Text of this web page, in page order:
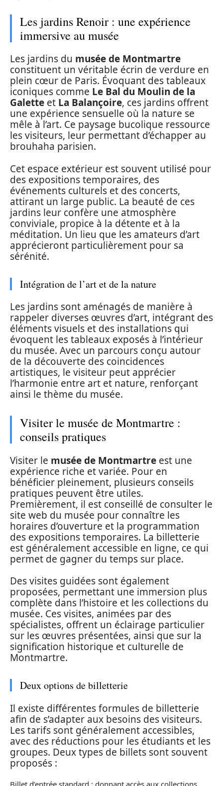
Les jardins Renoir : une expérience
immersive au musée
Les jardins du musée de Montmartre
constituent un véritable écrin de verdure en
plein cœur de Paris. Évoquant des tableaux
iconiques comme Le Bal du Moulin de la
Galette et La Balançoire, ces jardins offrent
une expérience sensuelle où la nature se
mêle à l’art. Ce paysage bucolique ressource
les visiteurs, leur permettant d’échapper au
brouhaha parisien.
Cet espace extérieur est souvent utilisé pour
des expositions temporaires, des
événements culturels et des concerts,
attirant un large public. La beauté de ces
jardins leur confère une atmosphère
conviviale, propice à la détente et à la
méditation. Un lieu que les amateurs d’art
apprécieront particulièrement pour sa
sérénité.
Intégration de l’art et de la nature
Les jardins sont aménagés de manière à
rappeler diverses œuvres d’art, intégrant des
éléments visuels et des installations qui
évoquent les tableaux exposés à l’intérieur
du musée. Avec un parcours conçu autour
de la découverte des coincidences
artistiques, le visiteur peut apprécier
l’harmonie entre art et nature, renforçant
ainsi le thème du musée.
Visiter le musée de Montmartre :
conseils pratiques
Visiter le musée de Montmartre est une
expérience riche et variée. Pour en
bénéficier pleinement, plusieurs conseils
pratiques peuvent être utiles.
Premièrement, il est conseillé de consulter le
site web du musée pour connaître les
horaires d’ouverture et la programmation
des expositions temporaires. La billetterie
est généralement accessible en ligne, ce qui
permet de gagner du temps sur place.
Des visites guidées sont également
proposées, permettant une immersion plus
complète dans l’histoire et les collections du
musée. Ces visites, animées par des
spécialistes, offrent un éclairage particulier
sur les œuvres présentées, ainsi que sur la
signification historique et culturelle de
Montmartre.
Deux options de billetterie
Il existe différentes formules de billetterie
afin de s’adapter aux besoins des visiteurs.
Les tarifs sont généralement accessibles,
avec des réductions pour les étudiants et les
groupes. Deux types de billets sont souvent
proposés :
Billet d’entrée standard : donnant accès aux collections